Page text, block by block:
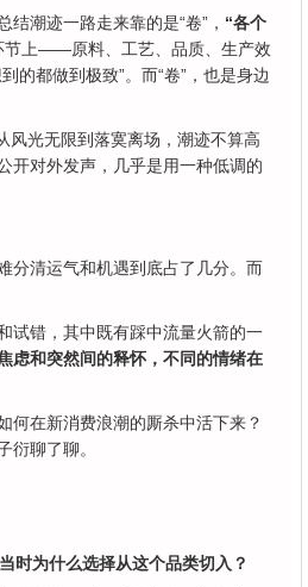
潮迹一路走来靠的是“卷”， “各个
节上——原料、工艺、品质、生产效
都做到极致”。而“卷”，也是身边
风光无限到落寞离场，潮迹不算高
开对外发声，几乎是用一种低调的
分清运气和机遇到底占了几分。而
试错，其中既有踩中流量火箭的一
虑和突然间的释怀，不同的情绪在
何在新消费浪潮的厮杀中活下来？
衍聊了聊。
时为什么选择从这个品类切入？